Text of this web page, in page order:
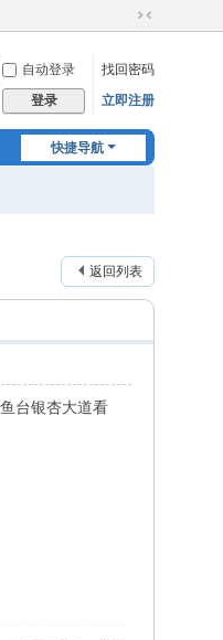
切
到
窄
自动登录
找回密码
登录 立即注册
快捷导航
返回列表
台银杏大道看